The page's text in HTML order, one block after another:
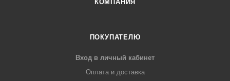
КОМПАНИЯ
ПОКУПАТЕЛЮ
Вход в личный кабинет
Оплата и доставка